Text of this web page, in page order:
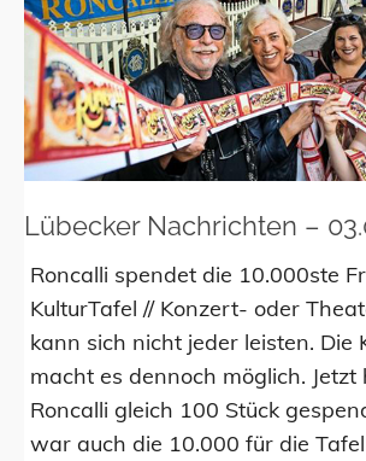
Lübecker Nachrichten –
Roncalli spendet die 10.000ste
KulturTafel // Konzert- oder
kann sich nicht jeder leisten. Die
macht es dennoch möglich. Jetzt
Roncalli gleich 100 Stück
war auch die 10.000 für die